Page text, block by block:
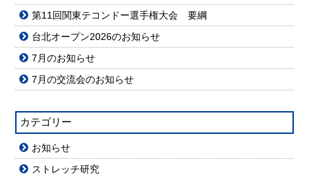
第11回関東テコンドー選手権大会 要綱
台北オープン2026のお知らせ
7月のお知らせ
7月の交流会のお知らせ
カテゴリー
お知らせ
ストレッチ研究